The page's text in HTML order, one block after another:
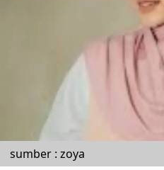
sumber : zoya